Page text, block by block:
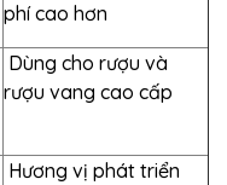
phí cao hơn
Dùng cho rượu và
rượu vang cao cấp
Hương vị phát triển